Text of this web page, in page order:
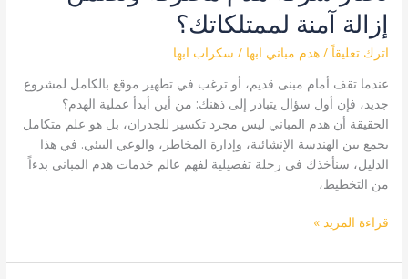
إزالة آمنة لممتلكاتك؟
اترك تعليقاً /هدم مباني ابها / سكراب ابها
عندما تقف أمام مبنى قديم، أو ترغب في تطهير موقع بالكامل لمشروع
جديد، فإن أول سؤال يتبادر إلى ذهنك: من أين أبدأ عملية الهدم؟
الحقيقة أن هدم المباني ليس مجرد تكسير للجدران، بل هو علم متكامل
يجمع بين الهندسة الإنشائية، وإدارة المخاطر، والوعي البيئي. في هذا
الدليل، سنأخذك في رحلة تفصيلية لفهم عالم خدمات هدم المباني بدءاً
من التخطيط،
المباني
|
كيف
شركة
هدم
محترفة
وتضمن
إزالة
آمنة
قراءة المزيد »